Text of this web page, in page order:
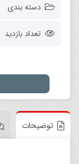
دسته بندی
تعداد بازدید
توضیحات